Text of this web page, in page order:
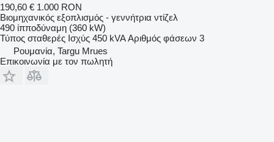
190,60 € 1.000 RON
Βιομηχανικός εξοπλισμός - γεννήτρια ντίζελ
490 ίπποδύναμη (360 kW)
Τύπος σταθερές Ισχύς 450 kVA Αριθμός φάσεων 3
Ρουμανία, Targu Mrues
Επικοινωνία με τον πωλητή